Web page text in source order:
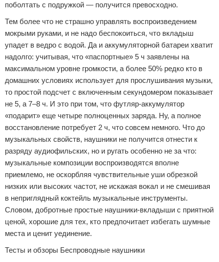
поболтать с подружкой — получится превосходно.
Тем более что не страшно управлять воспроизведением
мокрыми руками, и не надо беспокоиться, что вкладыш
упадет в ведро с водой. Да и аккумуляторной батареи хватит
надолго: учитывая, что «паспортные» 5 ч заявлены на
максимальном уровне громкости, а более 50% редко кто в
домашних условиях использует для прослушивания музыки,
то простой подсчет с включенным секундомером показывает
не 5, а 7–8 ч. И это при том, что футляр-аккумулятор
«подарит» еще четыре полноценных заряда. Ну, а полное
восстановление потребует 2 ч, что совсем немного. Что до
музыкальных свойств, наушники не получится отнести к
разряду аудиофильских, но и ругать особенно не за что:
музыкальные композиции воспроизводятся вполне
приемлемо, не оскорбляя чувствительные уши обрезкой
низких или высоких частот, не искажая вокал и не смешивая
в неприглядный коктейль музыкальные инструменты.
Словом, добротные простые наушники-вкладыши с приятной
ценой, хорошие для тех, кто предпочитает избегать шумные
места и ценит уединение.
Тесты и обзоры Беспроводные наушники